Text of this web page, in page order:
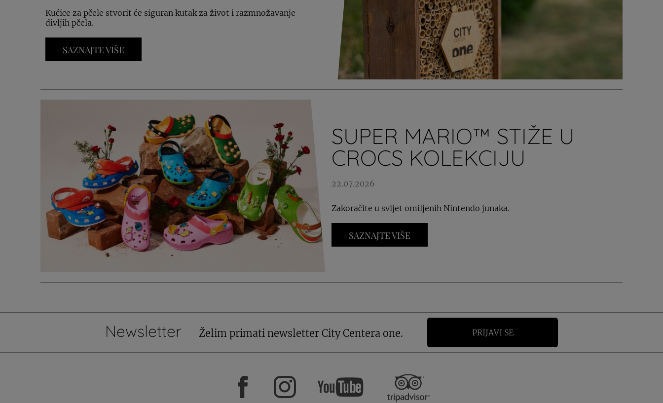
Kućice za pčele stvorit će siguran kutak za život i razmnožavanje
divljih pčela.
SAZNAJTE VIŠE
SUPER MARIO™ STIŽE U
CROCS KOLEKCIJU
22.07.2026
Zakoračite u svijet omiljenih Nintendo junaka.
SAZNAJTE VIŠE
Newsletter Želim primati newsletter City Centera one. PRIJAVI SE